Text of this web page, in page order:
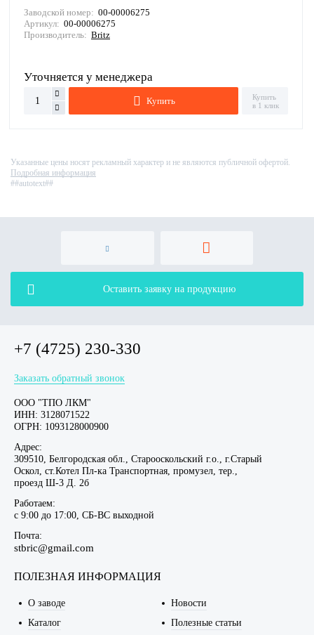
Заводской номер: 00-00006275
Артикул: 00-00006275
Производитель: Britz
Уточняется у менеджера
Купить
Купить
в 1 клик
Указанные цены носят рекламный характер и не являются публичной офертой.
Подробная информация
##autotext##
Оставить заявку на продукцию
+7 (4725) 230-330
Заказать обратный звонок
ООО "ТПО ЛКМ"
ИНН: 3128071522
ОГРН: 1093128000900
Адрес:
309510, Белгородская обл., Старооскольский г.о., г.Старый
Оскол, ст.Котел Пл-ка Транспортная, промузел, тер.,
проезд Ш-3 Д. 2б
Работаем:
c 9:00 до 17:00, СБ-ВС выходной
Почта:
stbric@gmail.com
ПОЛЕЗНАЯ ИНФОРМАЦИЯ
О заводе
Каталог
Новости
Полезные статьи